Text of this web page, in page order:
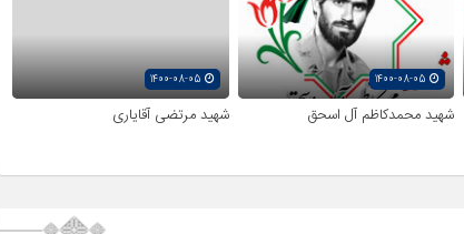
شهید محمدکاظم آل اسحق شهید مرتضی آقایاری